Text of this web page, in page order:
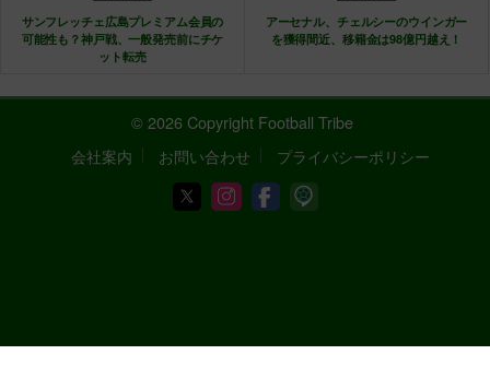
サンフレッチェ広島プレミアム会員の
可能性も？神戸戦、一般発売前にチケ
ット転売
アーセナル、チェルシーのウインガー
を獲得間近、移籍金は98億円越え！
© 2026 Copyright Football Tribe
会社案内
お問い合わせ プライバシーポリシー